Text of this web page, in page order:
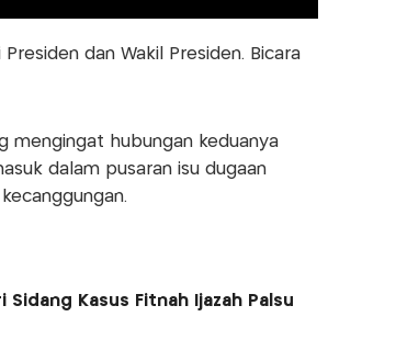
dan Wakil Presiden. Bicara
mengingat hubungan keduanya
dalam pusaran isu dugaan
Kasus Fitnah Ijazah Palsu